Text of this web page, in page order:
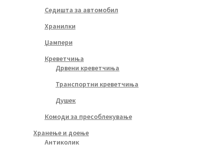
Седишта за автомобил
Хранилки
Џампери
Креветчиња
Дрвени креветчиња
Транспортни креветчиња
Душек
Комоди за пресоблекување
Хранење и доење
Антиколик